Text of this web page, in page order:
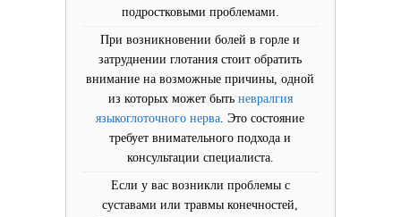
подростковыми проблемами.
При возникновении болей в горле и
затруднении глотания стоит обратить
внимание на возможные причины, одной
из которых может быть невралгия
языкоглоточного нерва. Это состояние
требует внимательного подхода и
консультации специалиста.
Если у вас возникли проблемы с
суставами или травмы конечностей,